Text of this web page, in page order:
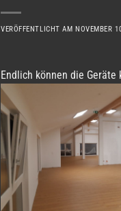
VERÖFFENTLICHT AMNOVEMBER
Endlich können die